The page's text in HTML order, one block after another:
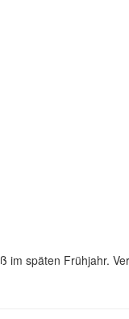
späten Frühjahr.